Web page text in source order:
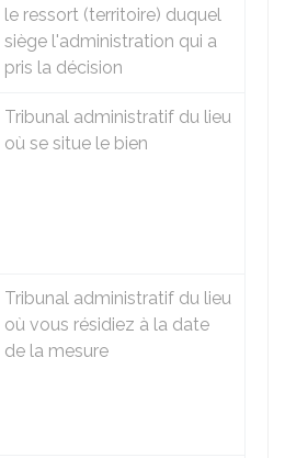
le ressort (territoire) duquel
siège l'administration qui a
pris la décision
Tribunal administratif du lieu
où se situe le bien
Tribunal administratif du lieu
où vous résidiez à la date
de la mesure